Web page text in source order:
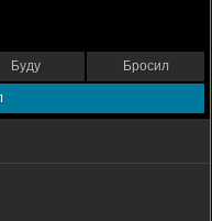
Буду Бросил